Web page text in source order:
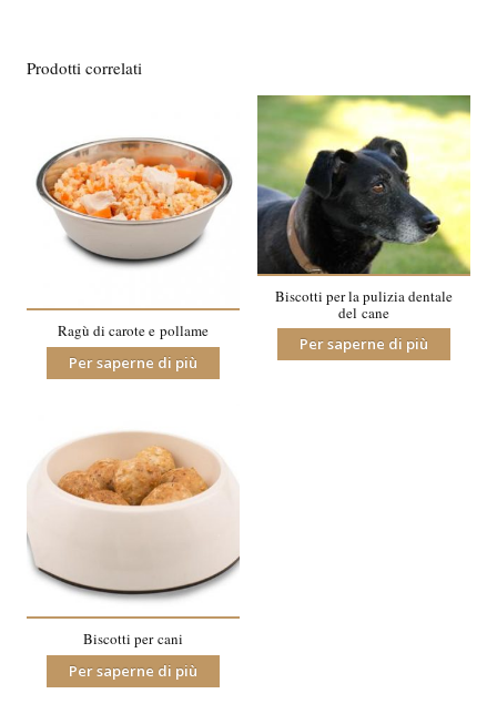
Prodotti correlati
Ragù di carote e pollame
Per saperne di più
Biscotti per la pulizia dentale
del cane
Per saperne di più
Biscotti per cani
Per saperne di più